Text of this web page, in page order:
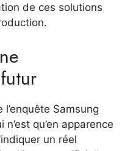
de ces solutions
Samsung
qu’en apparence
un réel